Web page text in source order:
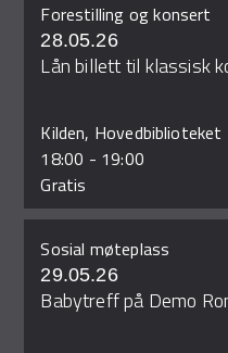
Forestilling og konsert
28.05.26
Lån billett til klassisk
Kilden, Hovedbiblioteket
18:00 - 19:00
Gratis
Sosial møteplass
29.05.26
Babytreff på Demo